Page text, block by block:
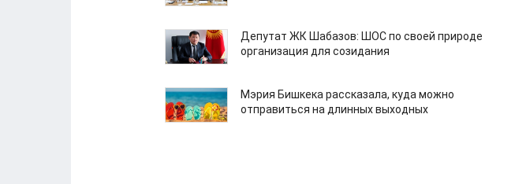
Депутат ЖК Шабазов: ШОС по своей природе
организация для созидания
Мэрия Бишкека рассказала, куда можно
отправиться на длинных выходных